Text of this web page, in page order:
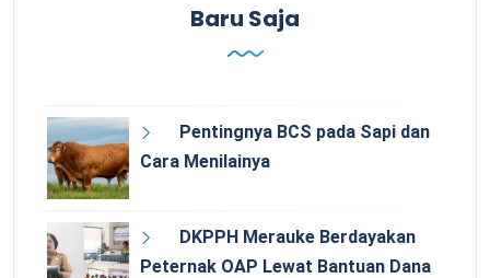
Baru Saja
Pentingnya BCS pada Sapi dan
Cara Menilainya
DKPPH Merauke Berdayakan
Peternak OAP Lewat Bantuan Dana